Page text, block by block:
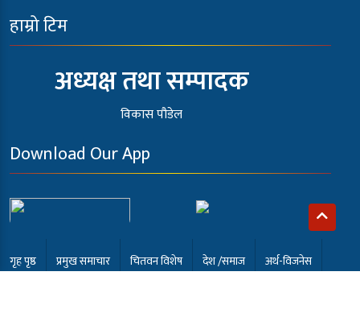
हाम्रो टिम
अध्यक्ष तथा सम्पादक
विकास पौडेल
Download Our App
गृह पृष्ठ प्रमुख समाचार चितवन विशेष देश /समाज अर्थ-विजनेस